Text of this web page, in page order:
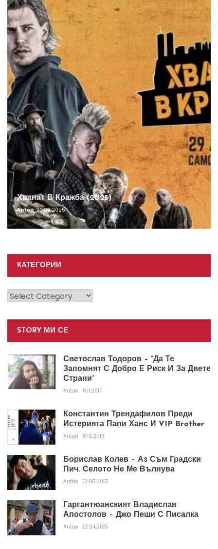
Хванат В Кражба (2025)
Anton 22.08.2025
КАТЕГОРИИ
Категории
STORY МИ СЕ
Светослав Тодоров – “Да Те
Запомнят С Добро Е Риск И За Двете
Страни”
Anton 18.11.2017
Константин Трендафилов Преди
Истерията Папи Ханс И VIP Brother
Anton 18.10.2016
Борислав Колев – Аз Съм Градски
Пич. Селото Не Ме Вълнува
Anton 03.05.2015
Гаргантюанският Владислав
Апостолов – Джо Пеши С Писалка
Anton 22.04.2015